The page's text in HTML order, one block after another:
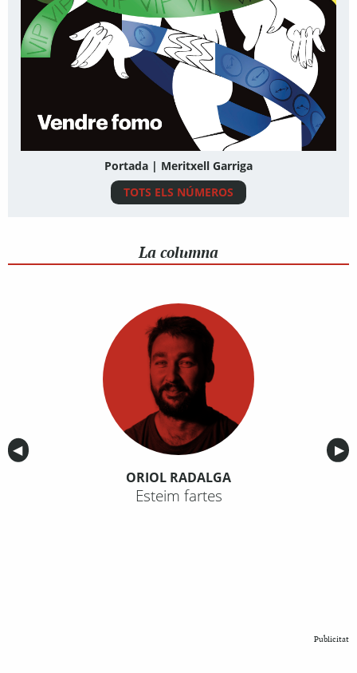
Portada | Meritxell Garriga
TOTS ELS NÚMEROS
La columna
Anterior
◀︎ ▶︎
ORIOL RADALGA
Esteim fartes
Publicitat